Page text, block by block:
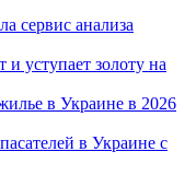
сервис анализа
уступает золоту на
в Украине в 2026
в Украине с